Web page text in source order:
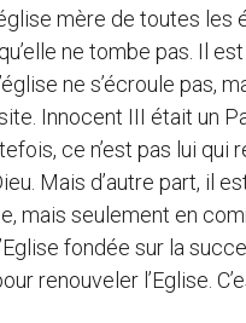
mère de toutes
ne tombe pas. Il
ne s’écroule pas,
Innocent III était un
ce n’est pas lui qui
Mais d’autre part, il
mais seulement en
fondée sur la
renouveler l’Eglise.